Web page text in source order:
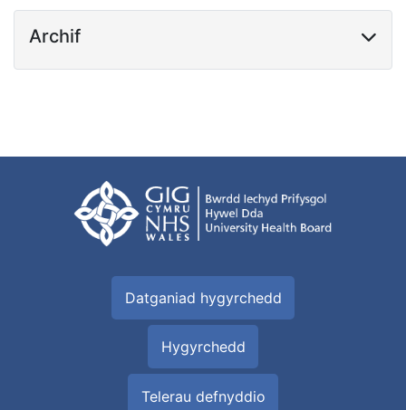
Archif
Datganiad hygyrchedd
Hygyrchedd
Telerau defnyddio